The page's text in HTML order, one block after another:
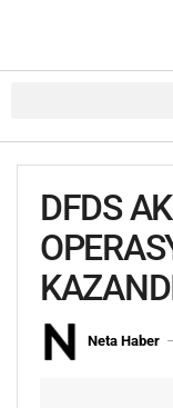
DFDS
Neta Haber